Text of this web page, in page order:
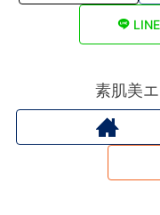
LINE
素肌美